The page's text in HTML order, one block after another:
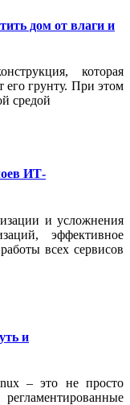
дом от влаги и
которая
его грунту. При этом
средой
ИТ-
и усложнения
эффективное
всех сервисов
и
– это не просто